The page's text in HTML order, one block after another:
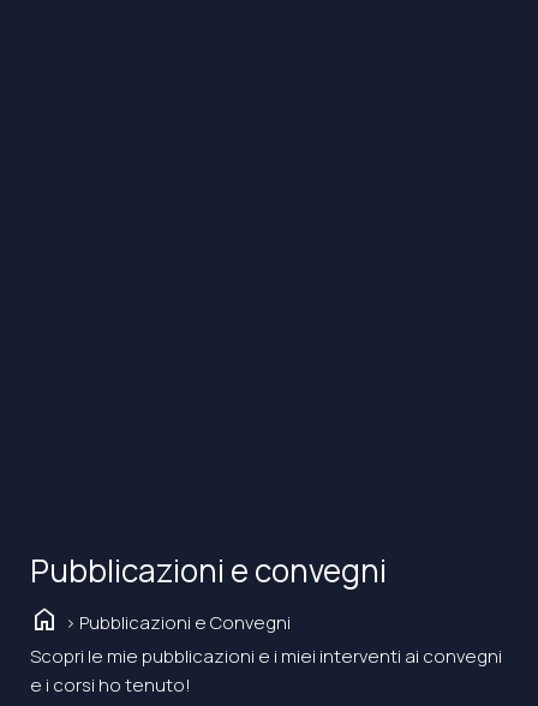
Pubblicazioni e convegni
home > Pubblicazioni e Convegni
Scopri le mie pubblicazioni e i miei interventi ai convegni
e i corsi ho tenuto!